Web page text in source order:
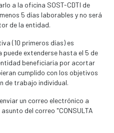
a la oficina SOST-CDTI de
5 días laborables y no será
de la entidad.
(10 primeros días) es
extenderse hasta el 5 de
beneficiaria por acortar
cumplido con los objetivos
de trabajo individual.
un correo electrónico a
del correo "CONSULTA